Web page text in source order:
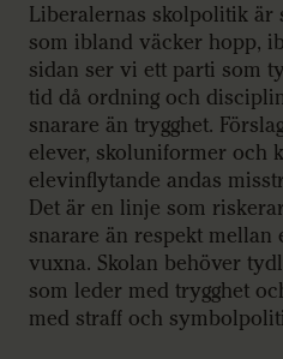
Liberalernas skolpolitik är
som ibland väcker hopp,
sidan ser vi ett parti som
tid då ordning och
snarare än trygghet.
elever, skoluniformer och
elevinflytande andas
Det är en linje som
snarare än respekt mellan
vuxna. Skolan behöver
som leder med trygghet
med straff och